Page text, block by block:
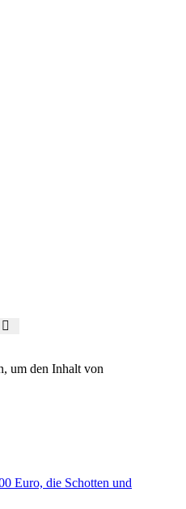
um den Inhalt von
Euro, die Schotten und